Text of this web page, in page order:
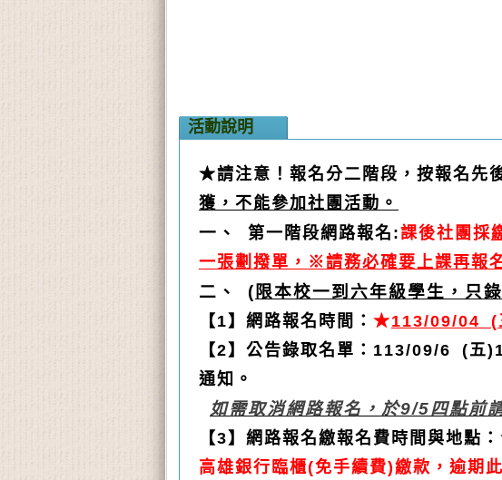
活動說明
★請注意！報名分二階段，按報名先
獲，不能參加社團活動。
一、 第一階段網路報名:課後社團採
一張劃撥單，※請務必確要上課再報
二、 ( 限本校一到六年級學生，只
【1】網路報名時間： ★113/09/04 (
【2】公告錄取名單：113/09/6 (五
通知。
如需取消網路報名，於9/5四點
【3】網路報名繳報名費時間與地點
高雄銀行臨櫃(免手續費)繳款，逾期